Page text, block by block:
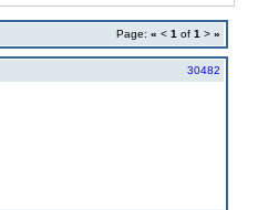
Page:« <1 of1 >»
30482